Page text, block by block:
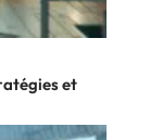
et